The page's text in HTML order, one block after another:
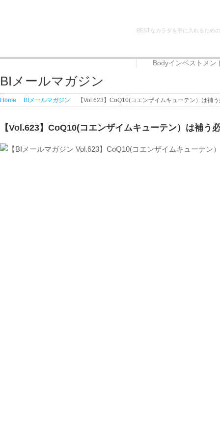
BESTなカラダを手に入れるため
Bodyインベストメン
BIメールマガジン
Home BIメールマガジン 【Vol.623】CoQ10(コエンザイムキューテン）は補
【Vol.623】CoQ10(コエンザイムキューテン）は補う